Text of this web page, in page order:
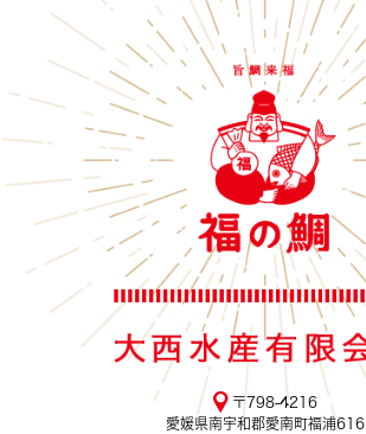
〒798-4216
愛媛県南宇和郡愛南町福浦616